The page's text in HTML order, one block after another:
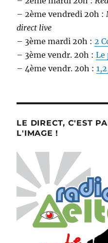
– 2ème vendredi 20h :
direct live
– 3ème mardi 20h : 2
– 3ème vendr. 20h :Le
– 4ème vendr. 20h :
LE DIRECT, C'EST
L'IMAGE !